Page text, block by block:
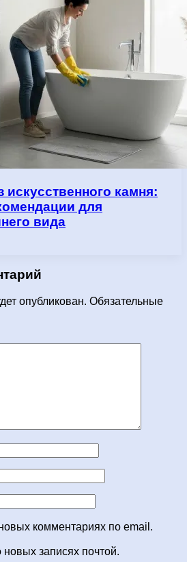
искусственного камня:
для
вида
опубликован. Обязательные
комментариях по email.
записях почтой.